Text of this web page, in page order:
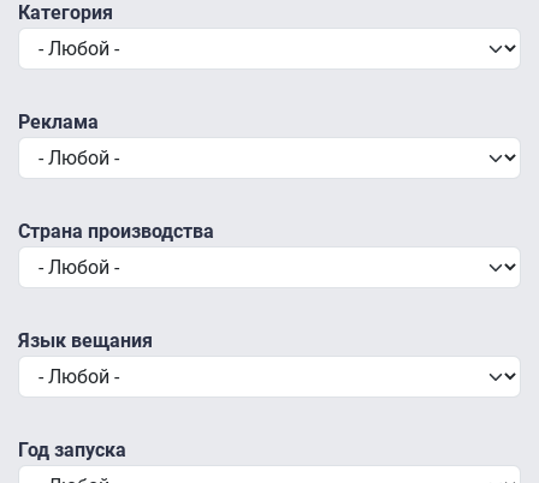
Категория
Реклама
Страна производства
Язык вещания
Год запуска